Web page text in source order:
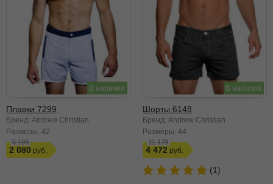
В наличии
Плавки 7299
Бренд: Andrew Christian
Размеры: 42
5 199
2 080
В наличии
Шорты 6148
Бренд: Andrew Christian
Размеры: 44
11 179
4 472
(1)